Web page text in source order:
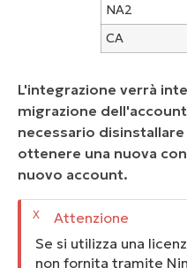
NA2
CA
L'integrazione verrà
migrazione
necessario
ottenere una nuova
nuovo account.
Se si utilizza una
non fornita tramite